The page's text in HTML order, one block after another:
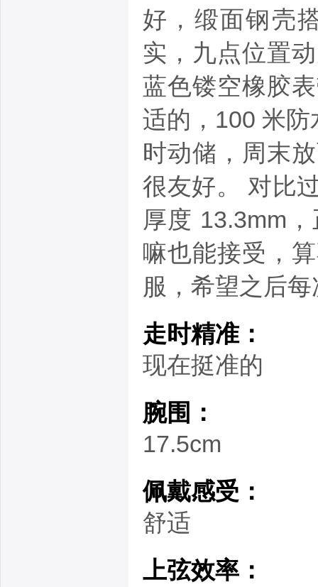
好，缎面钢壳
实，九点位置
蓝色镂空橡胶
适的，100 米
时动储，周末
很友好。 对比
厚度 13.3mm
嘛也能接受，
服，希望之后
走时精准：
现在挺准的
腕围：
17.5cm
佩戴感受：
舒适
上弦效率：